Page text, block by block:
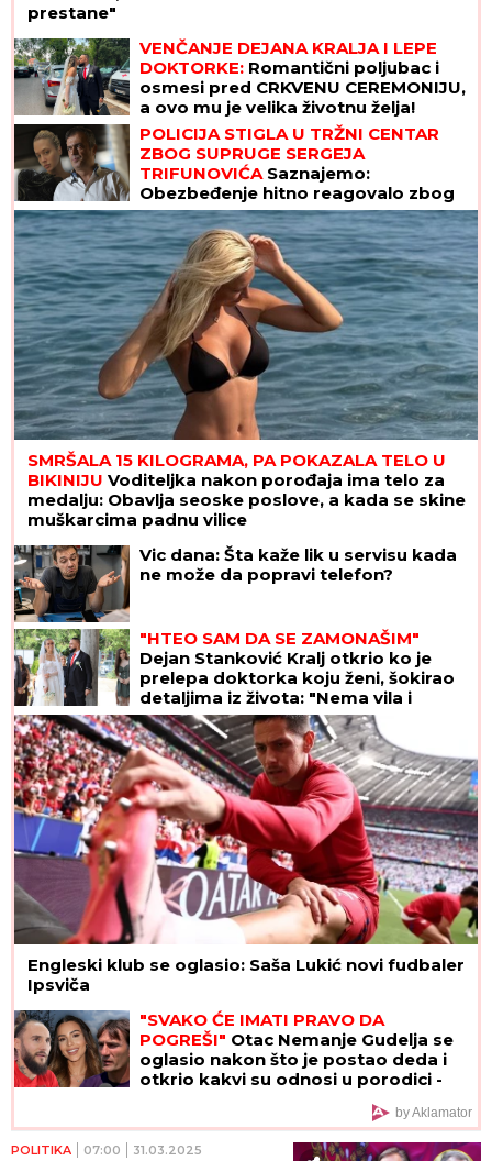
prestane"
VENČANJE DEJANA KRALJA I LEPE
DOKTORKE: Romantični poljubac i
osmesi pred CRKVENU CEREMONIJU,
a ovo mu je velika životnu želja!
POLICIJA STIGLA U TRŽNI CENTAR
ZBOG SUPRUGE SERGEJA
TRIFUNOVIĆA Saznajemo:
Obezbeđenje hitno reagovalo zbog
SUMNJE NA KRAĐU, pa joj pisali
krivičnu prijavu
SMRŠALA 15 KILOGRAMA, PA POKAZALA TELO U
BIKINIJU Voditeljka nakon porođaja ima telo za
medalju: Obavlja seoske poslove, a kada se skine
muškarcima padnu vilice
Vic dana: Šta kaže lik u servisu kada
ne može da popravi telefon?
"HTEO SAM DA SE ZAMONAŠIM"
Dejan Stanković Kralj otkrio ko je
prelepa doktorka koju ženi, šokirao
detaljima iz života: "Nema vila i
kamiona" (VIDEO)
Engleski klub se oglasio: Saša Lukić novi fudbaler
Ipsviča
"SVAKO ĆE IMATI PRAVO DA
POGREŠI" Otac Nemanje Gudelja se
oglasio nakon što je postao deda i
otkrio kakvi su odnosi u porodici -
by Aklamator
POLITIKA 07:00 31.03.2025